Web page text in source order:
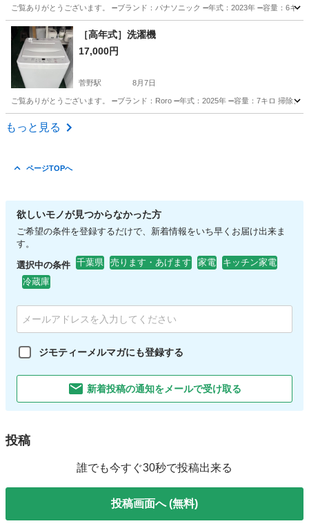
ご覧ありがとうございます。 ➖ブランド：パナソニック ➖年式：2023年 ➖容量：6
千葉 市川市 菅野駅 生活家電
［高年式］洗濯機
17,000円
菅野駅 8月7日
ご覧ありがとうございます。 ➖ブランド：Roro ➖年式：2025年 ➖容量：7キロ 掃除
千葉 市川市
もっと見る
ページTOPへ
欲しいモノが見つからなかった方
ご希望の条件を登録するだけで、新着情報をいち早くお届け出来ま
す。
選択中の条件 千葉県 売ります・あげます 家電
キッチン家電
冷蔵庫
ジモティーメルマガにも登録する
新着投稿の通知をメールで受け取る
投稿
誰でも今すぐ30秒で投稿出来る
投稿画面へ (無料)